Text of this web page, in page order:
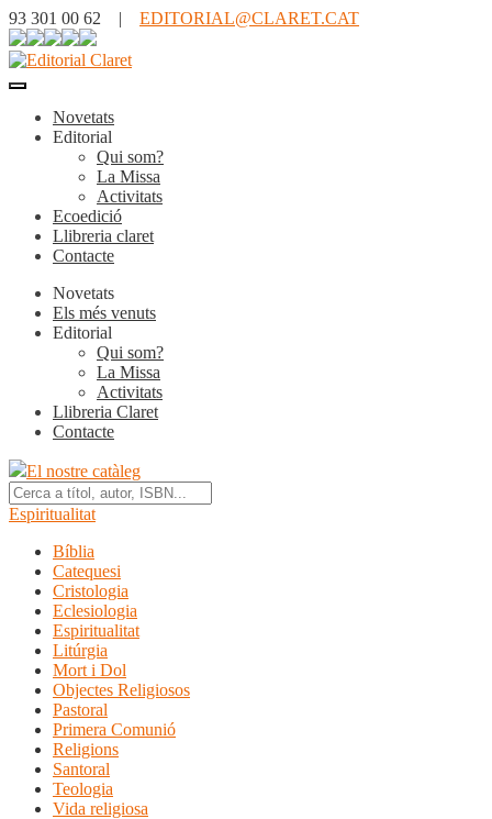
93 301 00 62 | EDITORIAL@CLARET.CAT
Novetats
Editorial
Qui som?
La Missa
Activitats
Ecoedició
Llibreria claret
Contacte
Novetats
Els més venuts
Editorial
Qui som?
La Missa
Activitats
Llibreria Claret
Contacte
El nostre catàleg
Espiritualitat
Bíblia
Catequesi
Cristologia
Eclesiologia
Espiritualitat
Litúrgia
Mort i Dol
Objectes Religiosos
Pastoral
Primera Comunió
Religions
Santoral
Teologia
Vida religiosa